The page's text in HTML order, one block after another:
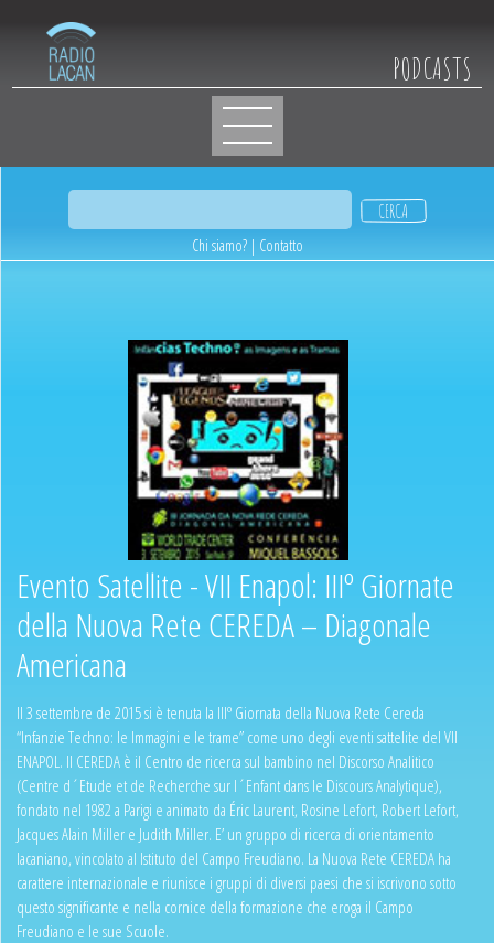
PODCASTS
Chi siamo? | Contatto
Evento Satellite - VII Enapol: IIIº Giornate
della Nuova Rete CEREDA – Diagonale
Americana
Il 3 settembre de 2015 si è tenuta la IIIº Giornata della Nuova Rete Cereda
“Infanzie Techno: le Immagini e le trame” come uno degli eventi sattelite del VII
ENAPOL. Il CEREDA è il Centro de ricerca sul bambino nel Discorso Analitico
(Centre d´Etude et de Recherche sur l´Enfant dans le Discours Analytique),
fondato nel 1982 a Parigi e animato da Éric Laurent, Rosine Lefort, Robert Lefort,
Jacques Alain Miller e Judith Miller. E’ un gruppo di ricerca di orientamento
lacaniano, vincolato al Istituto del Campo Freudiano. La Nuova Rete CEREDA ha
carattere internazionale e riunisce i gruppi di diversi paesi che si iscrivono sotto
questo significante e nella cornice della formazione che eroga il Campo
Freudiano e le sue Scuole.